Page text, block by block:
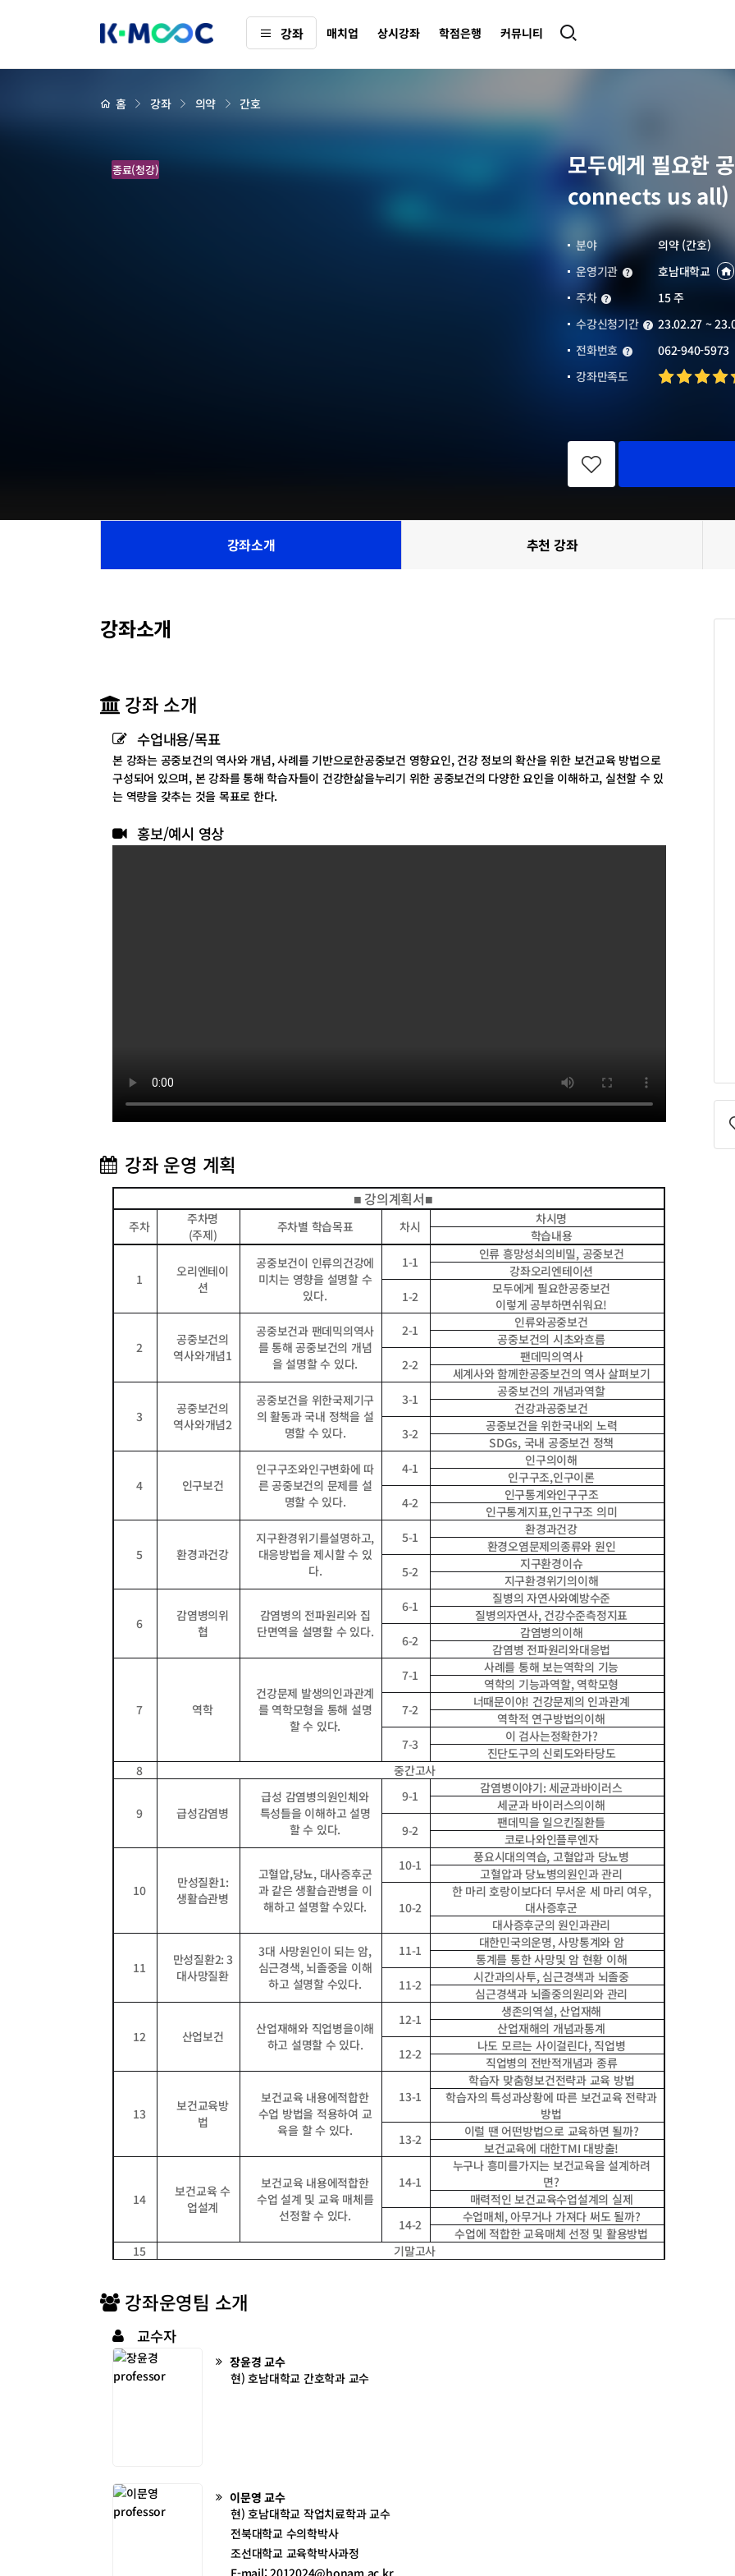
K- 강좌 매치업 상시강좌 학점은행 커뮤니티
강
하
위 홈 강좌 의약 간호
모
두
종료(청강)
모두에게 필요한
connects us all)
분야
의약 (간호)
운영기관 운영기관호남대학교
주차 주차
15 주
수강신청기간 수강신청기간
23.02.27 ~
전화번호 전화번호062-940-5973
강좌만족도
관
좌
등
강좌소개 추천 강좌
참
목
록
강좌소개
강좌 소개
수업내용/목표
본 강좌는 공중보건의 역사와 개념, 사례를 기반으로한공중보건 영향요인, 건강 정보의 확산을 위한 보건교육 방법으로
구성되어 있으며, 본 강좌를 통해 학습자들이 건강한삶을누리기 위한 공중보건의 다양한 요인을 이해하고, 실천할 수 있
는 역량을 갖추는 것을 목표로 한다.
홍보/예시 영상
강좌 운영 계획
■ 강의계획서■
주차
주차명
(주제) 주차별 학습목표 차시
차시명
학습내용
1
오리엔테이
션
공중보건이 인류의건강에
미치는 영향을 설명할 수
있다.
1-1 인류 흥망성쇠의비밀, 공중보건
강좌오리엔테이션
1-2
모두에게 필요한공중보건
이렇게 공부하면쉬워요!
2
공중보건의
역사와개념1
공중보건과 팬데믹의역사
를 통해 공중보건의 개념
을 설명할 수 있다.
2-1
인류와공중보건
공중보건의 시초와흐름
2-2
팬데믹의역사
세계사와 함께한공중보건의 역사 살펴보기
3
공중보건의
역사와개념2
공중보건을 위한국제기구
의 활동과 국내 정책을 설
명할 수 있다.
3-1
공중보건의 개념과역할
건강과공중보건
3-2
공중보건을 위한국내외 노력
SDGs, 국내 공중보건 정책
4 인구보건
인구구조와인구변화에 따
른 공중보건의 문제를 설
명할 수 있다.
4-1
인구의이해
인구구조,인구이론
4-2
인구통계와인구구조
인구통계지표,인구구조 의미
5 환경과건강
지구환경위기를설명하고,
대응방법을 제시할 수 있
다.
5-1
환경과건강
환경오염문제의종류와 원인
5-2
지구환경이슈
지구환경위기의이해
6
감염병의위
협
감염병의 전파원리와 집
단면역을 설명할 수 있다.
6-1
질병의 자연사와예방수준
질병의자연사, 건강수준측정지표
6-2
감염병의이해
감염병 전파원리와대응법
7 역학
건강문제 발생의인과관계
를 역학모형을 통해 설명
할 수 있다.
7-1
사례를 통해 보는역학의 기능
역학의 기능과역할, 역학모형
7-2
너때문이야! 건강문제의 인과관계
역학적 연구방법의이해
7-3
이 검사는정확한가?
진단도구의 신뢰도와타당도
8
중간고사
9 급성감염병
급성 감염병의원인체와
특성들을 이해하고 설명
할 수 있다.
9-1 감염병이야기: 세균과바이러스
세균과 바이러스의이해
9-2
팬데믹을 일으킨질환들
코로나와인플루엔자
10 만성질환1:
생활습관병
고혈압,당뇨, 대사증후군
과 같은 생활습관병을 이
해하고 설명할 수있다.
10-1 풍요시대의역습, 고혈압과 당뇨병
고혈압과 당뇨병의원인과 관리
10-2
한 마리 호랑이보다더 무서운 세 마리 여우,
대사증후군
대사증후군의 원인과관리
11 만성질환2: 3
대사망질환
3대 사망원인이 되는 암,
심근경색, 뇌졸중을 이해
하고 설명할 수있다.
11-1 대한민국의운명, 사망통계와 암
통계를 통한 사망및 암 현황 이해
11-2
시간과의사투, 심근경색과 뇌졸중
심근경색과 뇌졸중의원리와 관리
12 산업보건
산업재해와 직업병을이해
하고 설명할 수 있다.
12-1 생존의역설, 산업재해
산업재해의 개념과통계
12-2
나도 모르는 사이걸린다, 직업병
직업병의 전반적개념과 종류
13
보건교육방
법
보건교육 내용에적합한
수업 방법을 적용하여 교
육을 할 수 있다.
13-1
학습자 맞춤형보건전략과 교육 방법
학습자의 특성과상황에 따른 보건교육 전략과
방법
13-2
이럴 땐 어떤방법으로 교육하면 될까?
보건교육에 대한TMI 대방출!
14
보건교육 수
업설계
보건교육 내용에적합한
수업 설계 및 교육 매체를
선정할 수 있다.
14-1
누구나 흥미를가지는 보건교육을 설계하려
면?
매력적인 보건교육수업설계의 실제
14-2
수업매체, 아무거나 가져다 써도 될까?
수업에 적합한 교육매체 선정 및 활용방법
15
기말고사
강좌운영팀 소개
교수자
장윤경 교수
현) 호남대학교 간호학과 교수
이문영 교수
현) 호남대학교 작업치료학과 교수
전북대학교 수의학박사
조선대학교 교육학박사과정
관
등